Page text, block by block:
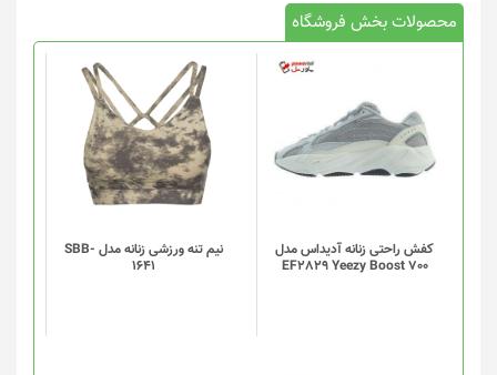
محصولات بخش فروشگاه
کفش راحتی زنانه آدیداس مدل
EF2829 Yeezy Boost 700
نیم تنه ورزشی زنانه مدل SBB-
1641
این
محصول
دارای
انواع
مختلفی
می
گزینه
ها